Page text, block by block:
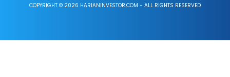
COPYRIGHT © 2026 HARIANINVESTOR.COM - ALL RIGHTS RESERVED